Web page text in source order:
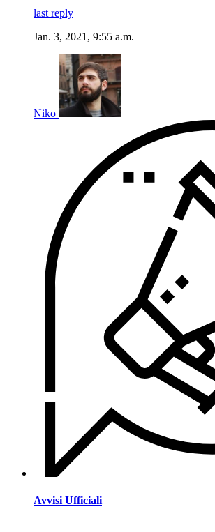
last reply
Jan. 3, 2021, 9:55 a.m.
Niko
Avvisi Ufficiali